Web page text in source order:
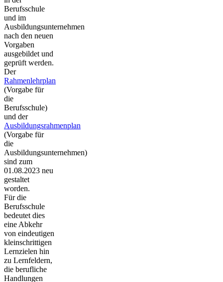
Berufsschule
und im
Ausbildungsunternehmen
nach den neuen
Vorgaben
ausgebildet und
geprüft werden.
Der
Rahmenlehrplan
(Vorgabe für
die
Berufsschule)
und der
Ausbildungsrahmenplan
(Vorgabe für
die
Ausbildungsunternehmen)
sind zum
01.08.2023 neu
gestaltet
worden.
Für die
Berufsschule
bedeutet dies
eine Abkehr
von eindeutigen
kleinschrittigen
Lernzielen hin
zu Lernfeldern,
die berufliche
Handlungen